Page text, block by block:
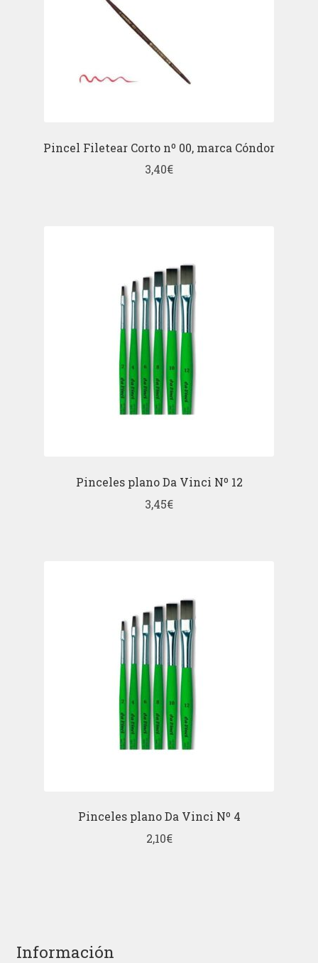
Pincel Filetear Corto nº 00, marca Cóndor
3,40€
Pinceles plano Da Vinci Nº 12
3,45€
Pinceles plano Da Vinci Nº 4
2,10€
Información